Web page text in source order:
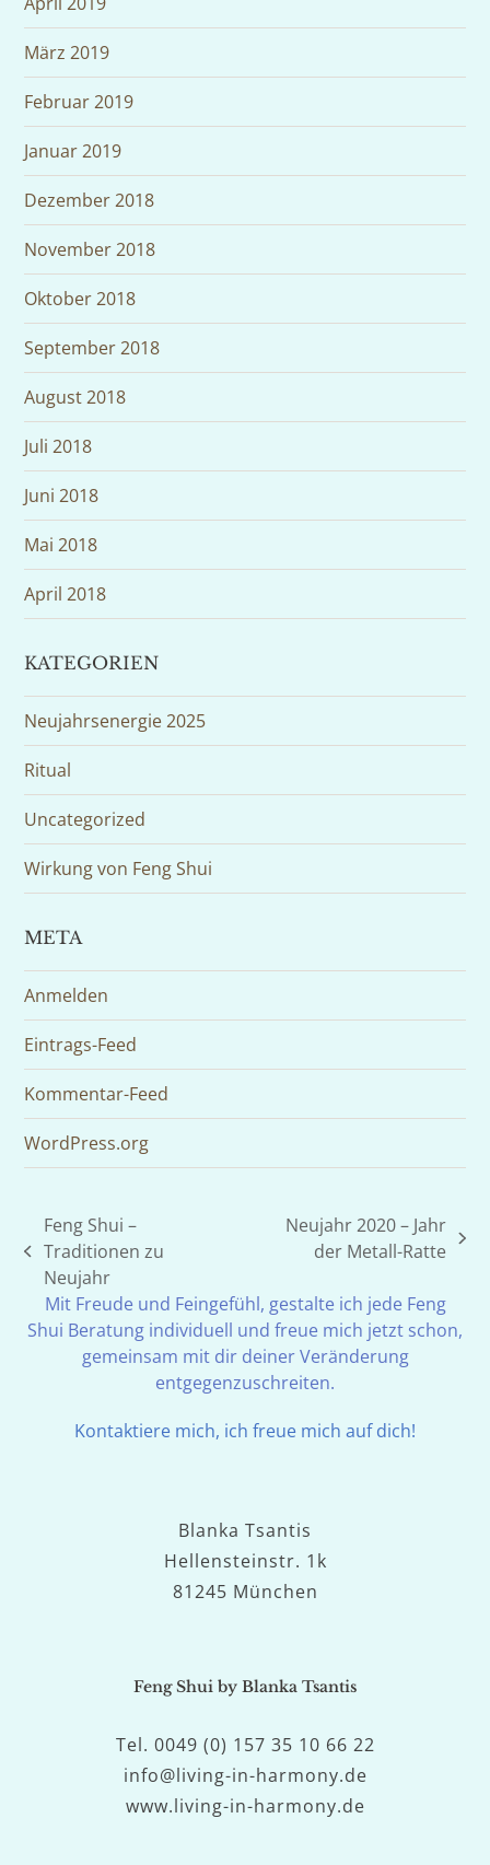
März 2019
Februar 2019
Januar 2019
Dezember 2018
November 2018
Oktober 2018
September 2018
August 2018
Juli 2018
Juni 2018
Mai 2018
April 2018
KATEGORIEN
Neujahrsenergie 2025
Ritual
Uncategorized
Wirkung von Feng Shui
META
Anmelden
Eintrags-Feed
Kommentar-Feed
WordPress.org
vorheriger
Beitrag:
Feng Shui –
Traditionen zu
Neujahr
Nächster
Neujahr 2020 – Jahr
der Metall-Ratte
Mit Freude und Feingefühl, gestalte ich jede Feng
Shui Beratung individuell und freue mich jetzt schon,
gemeinsam mit dir deiner Veränderung
entgegenzuschreiten.
Kontaktiere mich, ich freue mich auf dich!
Blanka Tsantis
Hellensteinstr. 1k
81245 München
Feng Shui by Blanka Tsantis
Tel. 0049 (0) 157 35 10 66 22
info@living-in-harmony.de
www.living-in-harmony.de